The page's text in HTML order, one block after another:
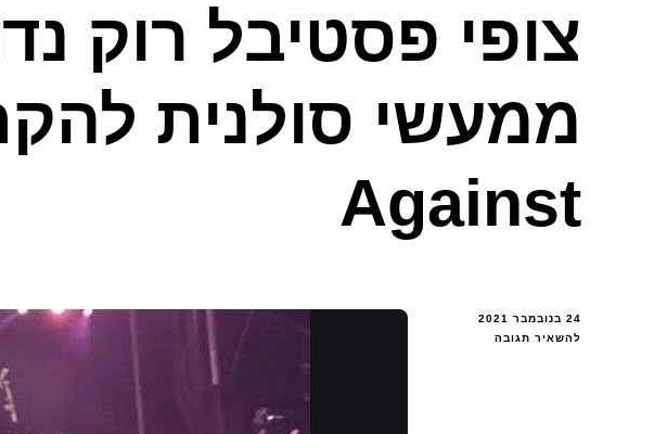
צופי פסטיבל רוק
Against
24 בנובמבר 2021
להשאיר תגובהבנושא